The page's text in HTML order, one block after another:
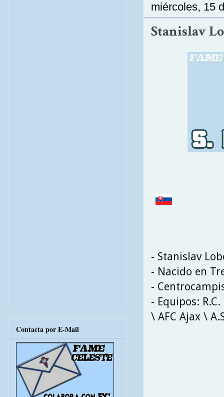
miércoles, 15
Stanislav
- Stanislav
- Nacido en
-
- Equipos:
\ AFC Ajax \
Contacta por E-Mail